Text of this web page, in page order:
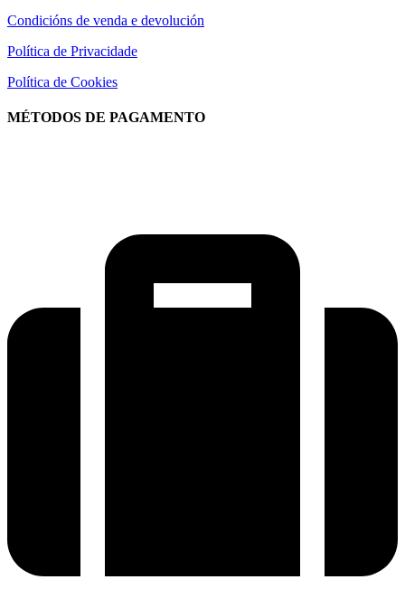
Condicións de venda e devolución
Política de Privacidade
Política de Cookies
MÉTODOS DE PAGAMENTO